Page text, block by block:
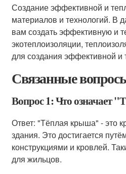
Создание эффективной и
материалов и технологий. В
вам создать эффективную и
экотеплоизоляции,
для создания эффективной
Связанные
Вопрос 1: Что означает
Ответ: "Тёплая крыша" - это
здания. Это достигается
конструкциями и кровлей.
для жильцов.